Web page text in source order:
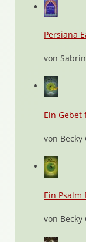
Persiana
von
Ein
von Becky
Ein
von Becky